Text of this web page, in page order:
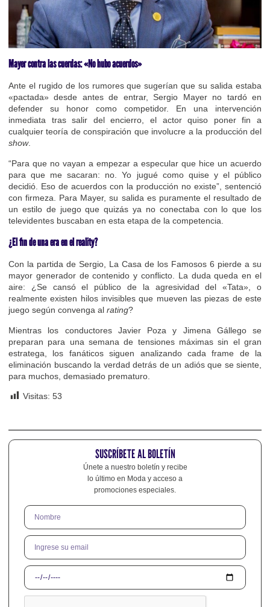
Mayer contra las cuerdas: «No hubo acuerdos»
Ante el rugido de los rumores que sugerían que su salida estaba
«pactada» desde antes de entrar, Sergio Mayer no tardó en
defender su honor como competidor. En una intervención
inmediata tras salir del encierro, el actor quiso poner fin a
cualquier teoría de conspiración que involucre a la producción del
show.
“Para que no vayan a empezar a especular que hice un acuerdo
para que me sacaran: no. Yo jugué como quise y el público
decidió. Eso de acuerdos con la producción no existe”, sentenció
con firmeza. Para Mayer, su salida es puramente el resultado de
un estilo de juego que quizás ya no conectaba con lo que los
televidentes buscaban en esta etapa de la competencia.
¿El fin de una era en el reality?
Con la partida de Sergio, La Casa de los Famosos 6 pierde a su
mayor generador de contenido y conflicto. La duda queda en el
aire: ¿Se cansó el público de la agresividad del «Tata», o
realmente existen hilos invisibles que mueven las piezas de este
juego según convenga al rating?
Mientras los conductores Javier Poza y Jimena Gállego se
preparan para una semana de tensiones máximas sin el gran
estratega, los fanáticos siguen analizando cada frame de la
eliminación buscando la verdad detrás de un adiós que se siente,
para muchos, demasiado prematuro.
Visitas: 53
SUSCRÍBETE AL BOLETÍN
Únete a nuestro boletín y recibe
lo último en Moda y acceso a
promociones especiales.